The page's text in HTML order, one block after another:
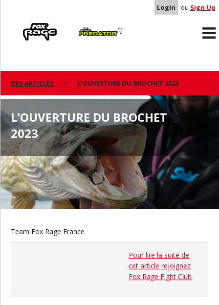
Login ou Sign Up
Predator
DES ARTICLES L'OUVERTURE DU BROCHET 2023
L'OUVERTURE DU BROCHET
2023
Team Fox Rage France
Pour lire la suite de
cet article rejoignez
Fox Rage Fight Club